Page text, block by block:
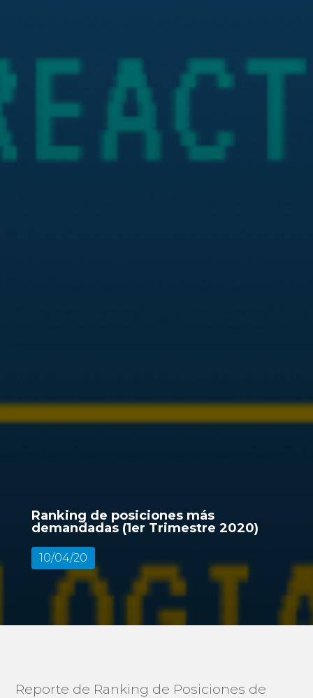
Ranking de posiciones más
demandadas (1er Trimestre 2020)
10/04/20
Reporte de Ranking de Posiciones de